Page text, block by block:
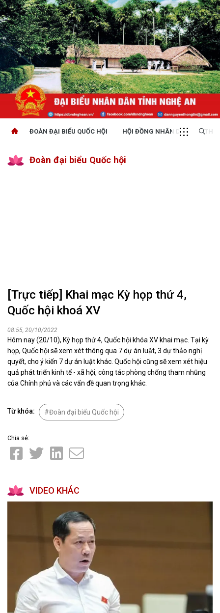
ĐOÀN ĐẠI BIỂU QUỐC HỘI HỘI ĐỒNG NHÂN DÂN
Đoàn đại biểu Quốc hội
[Trực tiếp] Khai mạc Kỳ họp thứ 4,
Quốc hội khoá XV
08:55, 20/10/2022
Hôm nay (20/10), Kỳ họp thứ 4, Quốc hội khóa XV khai mạc. Tại kỳ
họp, Quốc hội sẽ xem xét thông qua 7 dự án luật, 3 dự thảo nghị
quyết, cho ý kiến 7 dự án luật khác. Quốc hội cũng sẽ xem xét hiệu
quả phát triển kinh tế - xã hội, công tác phòng chống tham nhũng
của Chính phủ và các vấn đề quan trọng khác.
Từ khóa: Đoàn đại biểu Quốc hội
Chia sẻ:
VIDEO KHÁC